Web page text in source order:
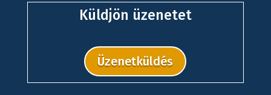
Küldjön üzenetet
Üzenetküldés